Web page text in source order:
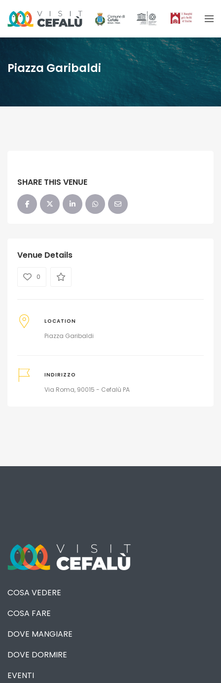
Piazza Garibaldi
SHARE THIS VENUE
Venue Details
0
LOCATION
Piazza Garibaldi
INDIRIZZO
Via Roma, 90015 - Cefalù PA
COSA VEDERE
COSA FARE
DOVE MANGIARE
DOVE DORMIRE
EVENTI